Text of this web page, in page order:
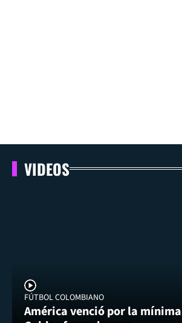
VIDEOS
FÚTBOL COLOMBIANO
América venció por la mínima